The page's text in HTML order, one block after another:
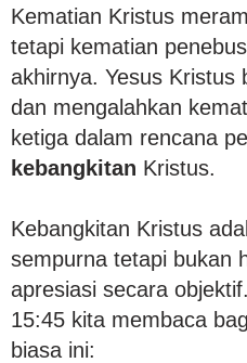
Kematian Kristus
tetapi kematian
akhirnya. Yesus Kristus
dan mengalahkan
ketiga dalam rencana
kebangkitan Kristus.
Kebangkitan Kristus
sempurna tetapi bukan
apresiasi secara
15:45 kita membaca
biasa ini: